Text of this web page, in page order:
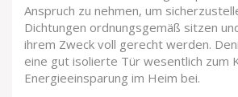
Anspruch zu nehmen, um
Dichtungen ordnungsgemäß sitzen
ihrem Zweck voll gerecht werden.
eine gut isolierte Tür wesentlich zum
Energieeinsparung im Heim bei.